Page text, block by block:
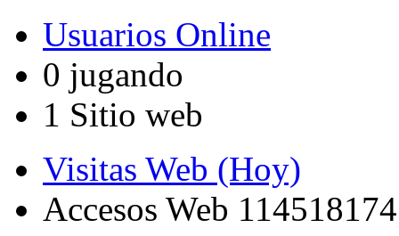
Usuarios Online
0 jugando
1 Sitio web
Visitas Web (Hoy)
Accesos Web